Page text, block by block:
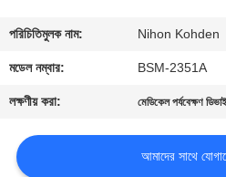
গুণমান
নিয়ন্ত্রণ
আমাদের
সাথে
পরিচিতিমুলক নাম: Nihon Kohden
মডেল নম্বার: BSM-2351A
লক্ষণীয় করা: মেডিকেল পর্যবেক্ষণ
আমাদের সাথে